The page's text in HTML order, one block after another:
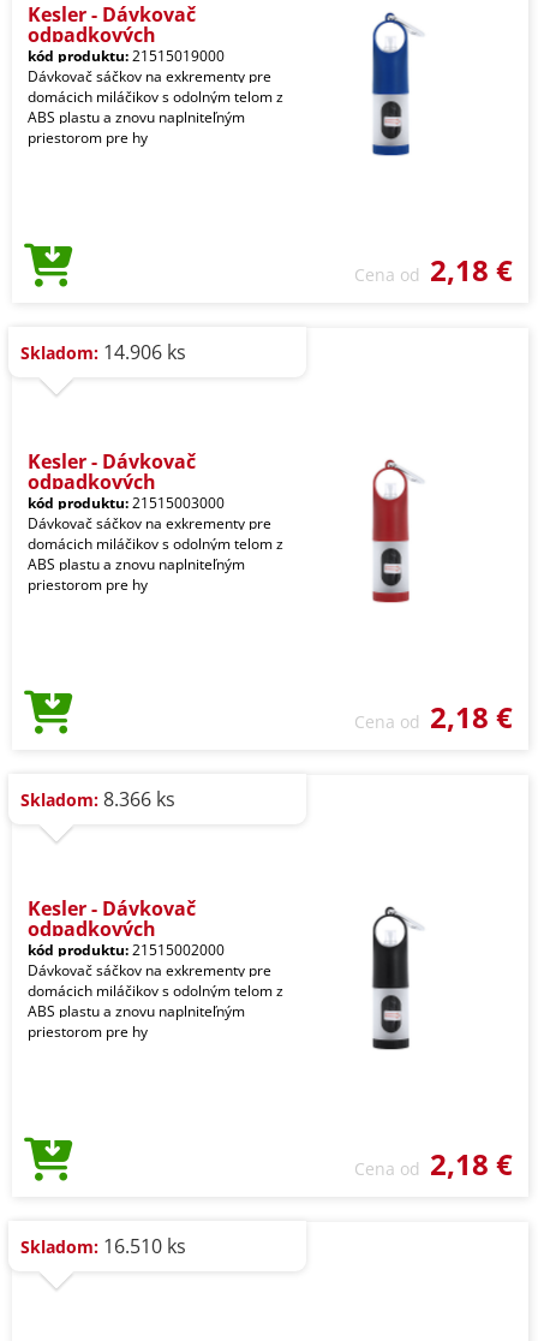
Kesler - Dávkovač
odpadkových
kód produktu:21515019000
Dávkovač sáčkov na exkrementy pre
domácich miláčikov s odolným telom z
ABS plastu a znovu naplniteľným
priestorom pre hy
Cena od 2,18 €
Skladom: 14.906 ks
Kesler - Dávkovač
odpadkových
kód produktu:21515003000
Dávkovač sáčkov na exkrementy pre
domácich miláčikov s odolným telom z
ABS plastu a znovu naplniteľným
priestorom pre hy
Cena od 2,18 €
Skladom: 8.366 ks
Kesler - Dávkovač
odpadkových
kód produktu:21515002000
Dávkovač sáčkov na exkrementy pre
domácich miláčikov s odolným telom z
ABS plastu a znovu naplniteľným
priestorom pre hy
Cena od 2,18 €
Skladom: 16.510 ks